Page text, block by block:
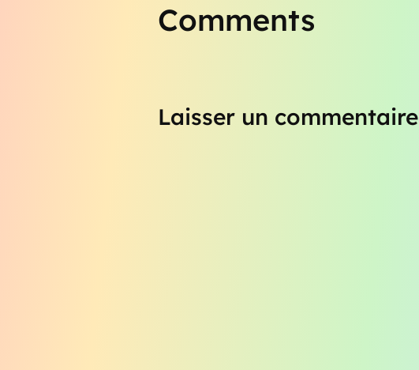
Comments
Laisser un commentaire